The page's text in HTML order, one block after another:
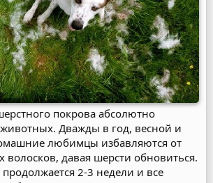
покрова абсолютно
животных. Дважды в год, весной и
любимцы избавляются от
волосков, давая шерсти обновиться.
2-3 недели и все